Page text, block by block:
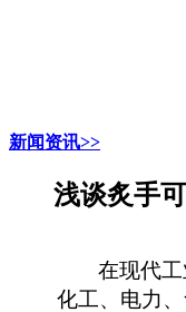
新闻资讯>>
浅谈炙手
在现代
化工、电力